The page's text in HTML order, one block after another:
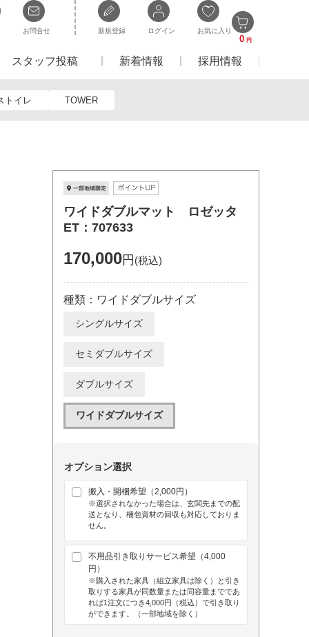
お問合せ 新規登録 ログイン お気に入り
0 円
スタッフ投稿 新着情報 採用情報
トイレ TOWER
ワイドダブルマット ロゼッタ
ET：707633
170,000円 (税込)
種類：ワイドダブルサイズ
シングルサイズ
セミダブルサイズ
ダブルサイズ
ワイドダブルサイズ
オプション選択
搬入・開梱希望（2,000円）
※選択されなかった場合は、玄関先までの配
送となり、梱包資材の回収も対応しておりま
せん。
不用品引き取りサービス希望（4,000
円）
※購入された家具（組立家具は除く）と引き
取りする家具が同数量または同容量までであ
れば1注文につき4,000円（税込）で引き取り
ができます。（一部地域を除く）